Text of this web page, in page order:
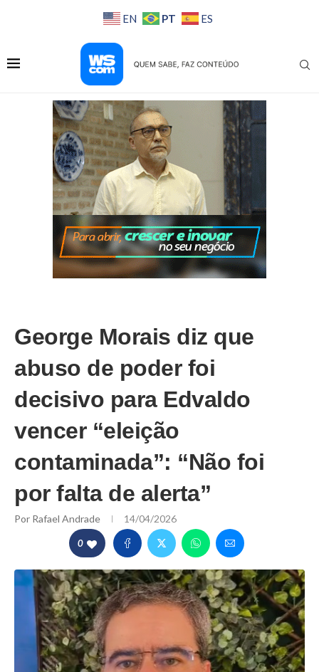
EN PT ES
George Morais diz que
abuso de poder foi
decisivo para Edvaldo
vencer “eleição
contaminada”: “Não foi
por falta de alerta”
Por Rafael Andrade 14/04/2026
0